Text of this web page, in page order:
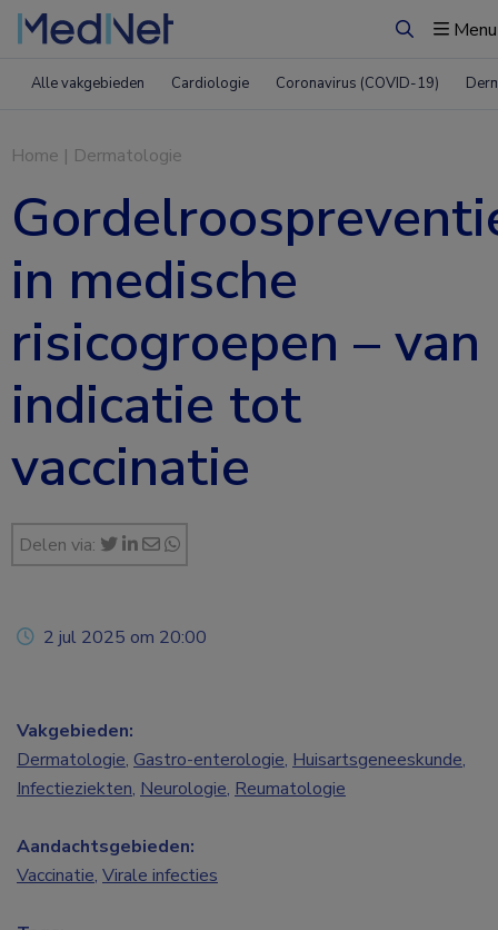
ZoekenMenu
Alle vakgebieden Cardiologie Coronavirus (COVID-19)
Home | Dermatologie
in medische
risicogroepen – van
indicatie tot
vaccinatie
Delen via:
2 jul 2025 om 20:00
Vakgebieden:
Dermatologie, Gastro-enterologie, Huisartsgeneeskunde,
Infectieziekten, Neurologie, Reumatologie
Aandachtsgebieden:
Vaccinatie, Virale infecties